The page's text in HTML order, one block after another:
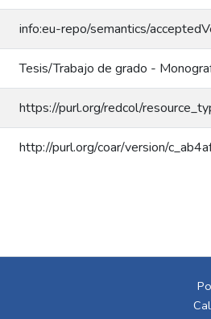
info:eu-repo/semantics/
Tesis/Trabajo de grado -
https://purl.org/redcol/
http://purl.org/coar/version/